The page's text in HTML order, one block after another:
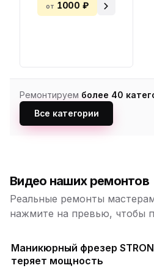
от 1000 ₽
Ремонтируем более 40
Все категории
Видео наших ремонтов
Реальные ремонты
нажмите на превью, чтобы
Маникюрный фрезер
теряет мощность